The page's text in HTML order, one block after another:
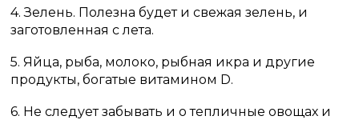
4. Зелень. Полезна будет и свежая зелень, и
заготовленная с лета.
5. Яйца, рыба, молоко, рыбная икра и другие
продукты, богатые витамином D.
6. Не следует забывать и о тепличные овощах и